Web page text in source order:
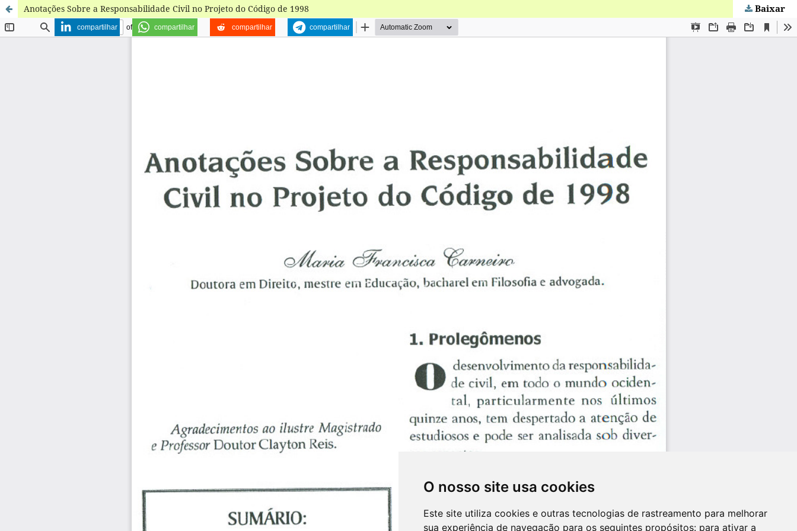
O nosso site usa cookies
Este site utiliza cookies e outras tecnologias de rastreamento para melhorar
sua experiência de navegação para os seguintes propósitos: para ativar a
Anotações Sobre a Responsabilidade Civil no Projeto do Código de 1998 Baixar
compartilhar compartilhar compartilhar compartilhar